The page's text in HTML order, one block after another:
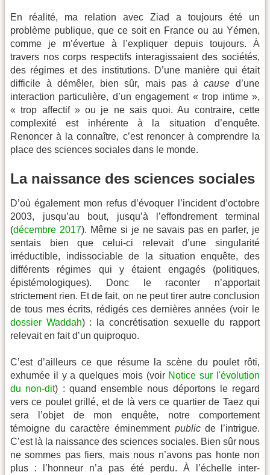
En réalité, ma relation avec Ziad a toujours été un
problème publique, que ce soit en France ou au Yémen,
comme je m’évertue à l’expliquer depuis toujours. À
travers nos corps respectifs interagissaient des sociétés,
des régimes et des institutions. D’une manière qui était
difficile à démêler, bien sûr, mais pas à cause d’une
interaction particulière, d’un engagement « trop intime »,
« trop affectif » ou je ne sais quoi. Au contraire, cette
complexité est inhérente à la situation d’enquête.
Renoncer à la connaître, c’est renoncer à comprendre la
place des sciences sociales dans le monde.
La naissance des sciences sociales
D’où également mon refus d’évoquer l’incident d’octobre
2003, jusqu’au bout, jusqu’à l’effondrement terminal
(décembre 2017). Même si je ne savais pas en parler, je
sentais bien que celui-ci relevait d’une singularité
irréductible, indissociable de la situation enquête, des
différents régimes qui y étaient engagés (politiques,
épistémologiques). Donc le raconter n’apportait
strictement rien. Et de fait, on ne peut tirer autre conclusion
de tous mes écrits, rédigés ces dernières années (voir le
dossier Waddah) : la concrétisation sexuelle du rapport
relevait en fait d’un quiproquo.
C’est d’ailleurs ce que résume la scène du poulet rôti,
exhumée il y a quelques mois (voir Notice sur l'évolution
du non-dit) : quand ensemble nous déportons le regard
vers ce poulet grillé, et de là vers ce quartier de Taez qui
sera l’objet de mon enquête, notre comportement
témoigne du caractère éminemment publicde l’intrigue.
C’est là la naissance des sciences sociales. Bien sûr nous
ne sommes pas fiers, mais nous n’avons pas honte non
plus : l’honneur n’a pas été perdu. À l’échelle inter-